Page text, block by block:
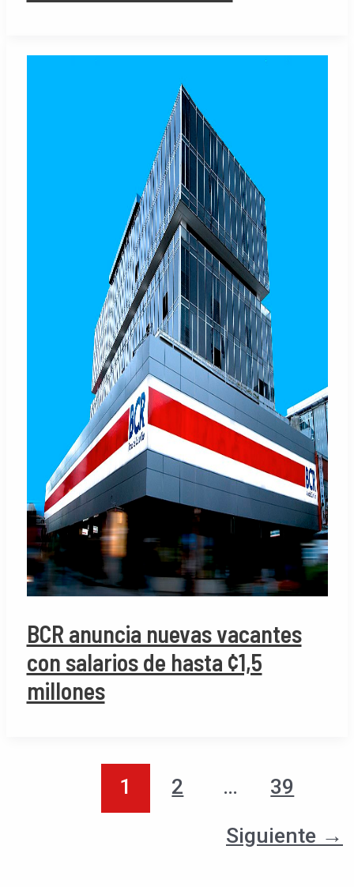
BCR anuncia nuevas vacantes
con salarios de hasta ¢1,5
millones
1 2 …
39
Siguiente →